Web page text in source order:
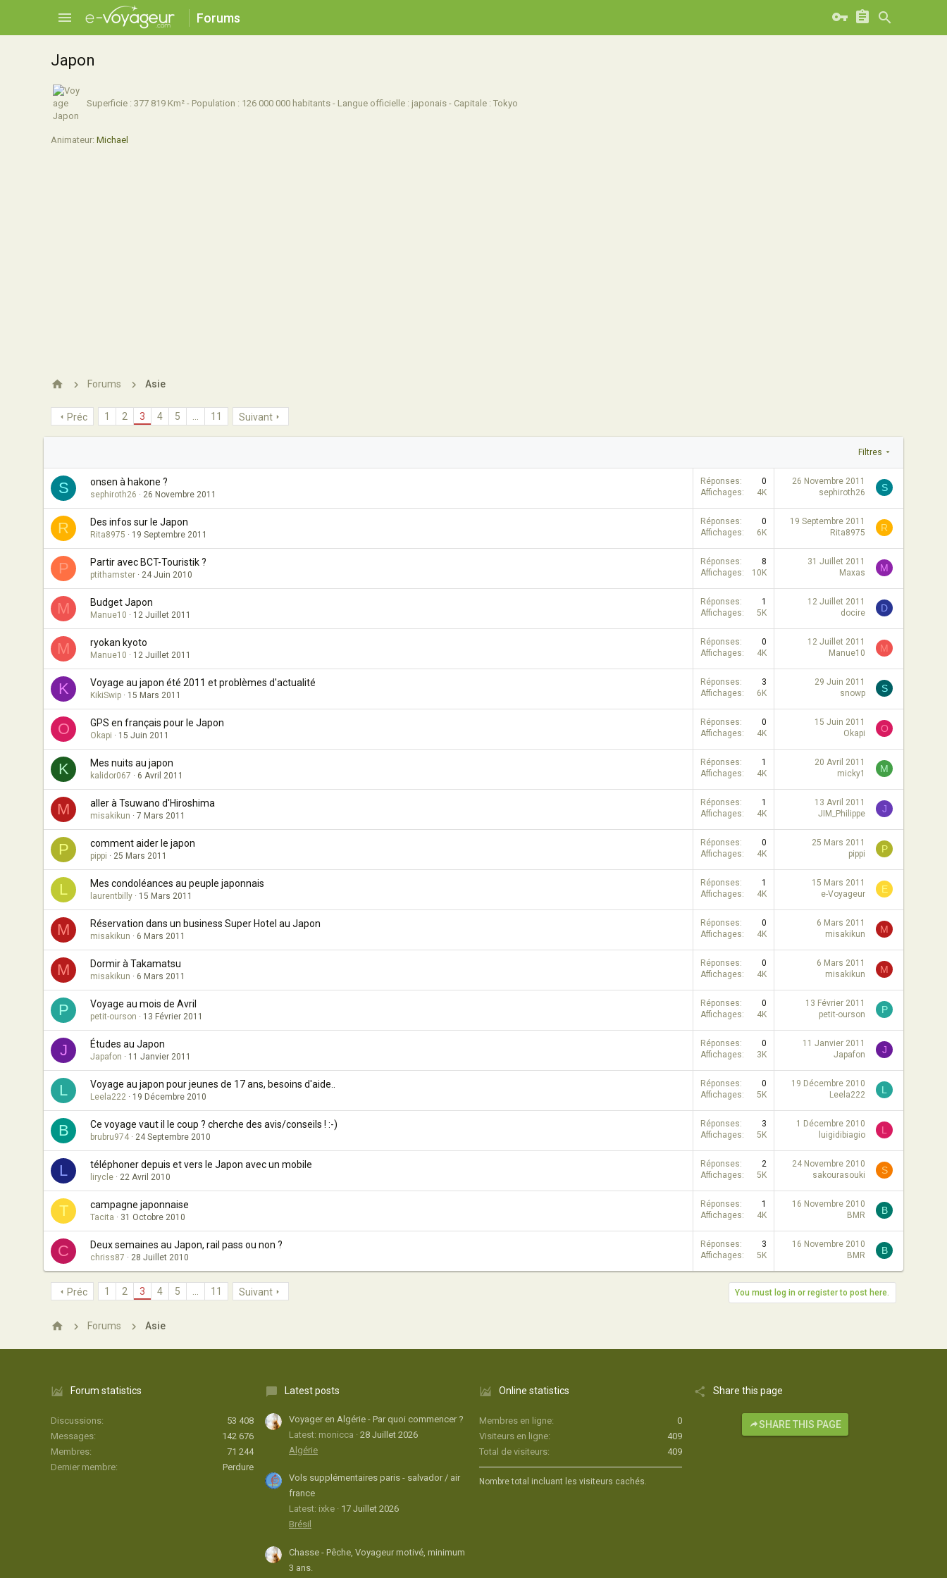
Forums
Japon
Superficie : 377 819 Km² - Population : 126 000 000 habitants - Langue officielle : japonais - Capitale : Tokyo
Animateur: Michael
Forums Asie
Préc 1 2 3 4 5 11 Suivant
Filtres
S onsen à hakone ?
sephiroth26 26 Novembre 2011
Réponses
0
Affichages
4K
26 Novembre 2011
sephiroth26
S
R Des infos sur le Japon
Rita8975 19 Septembre 2011
Réponses
0
Affichages
6K
19 Septembre 2011
Rita8975
R
P Partir avec BCT-Touristik ?
ptithamster 24 Juin 2010
Réponses
8
Affichages
10K
31 Juillet 2011
Maxas
M
M Budget Japon
Manue10 12 Juillet 2011
Réponses
1
Affichages
5K
12 Juillet 2011
docire
D
M ryokan kyoto
Manue10 12 Juillet 2011
Réponses
0
Affichages
4K
12 Juillet 2011
Manue10
M
K Voyage au japon été 2011 et problèmes d'actualité
KikiSwip 15 Mars 2011
Réponses
3
Affichages
6K
29 Juin 2011
snowp
S
O GPS en français pour le Japon
Okapi 15 Juin 2011
Réponses
0
Affichages
4K
15 Juin 2011
Okapi
O
K Mes nuits au japon
kalidor067 6 Avril 2011
Réponses
1
Affichages
4K
20 Avril 2011
micky1
M
M aller à Tsuwano d'Hiroshima
misakikun 7 Mars 2011
Réponses
1
Affichages
4K
13 Avril 2011
JIM_Philippe
J
P comment aider le japon
pippi 25 Mars 2011
Réponses
0
Affichages
4K
25 Mars 2011
pippi
P
L Mes condoléances au peuple japonnais
laurentbilly 15 Mars 2011
Réponses
1
Affichages
4K
15 Mars 2011
e-Voyageur
E
M Réservation dans un business Super Hotel au Japon
misakikun 6 Mars 2011
Réponses
0
Affichages
4K
6 Mars 2011
misakikun
M
M Dormir à Takamatsu
misakikun 6 Mars 2011
Réponses
0
Affichages
4K
6 Mars 2011
misakikun
M
P Voyage au mois de Avril
petit-ourson 13 Février 2011
Réponses
0
Affichages
4K
13 Février 2011
petit-ourson
P
J Études au Japon
Japafon 11 Janvier 2011
Réponses
0
Affichages
3K
11 Janvier 2011
Japafon
J
L Voyage au japon pour jeunes de 17 ans, besoins d'aide..
Leela222 19 Décembre 2010
Réponses
0
Affichages
5K
19 Décembre 2010
Leela222
L
B Ce voyage vaut il le coup ? cherche des avis/conseils ! :-)
brubru974 24 Septembre 2010
Réponses
3
Affichages
5K
1 Décembre 2010
luigidibiagio
L
L téléphoner depuis et vers le Japon avec un mobile
lirycle 22 Avril 2010
Réponses
2
Affichages
5K
24 Novembre 2010
sakourasouki
S
T campagne japonnaise
Tacita 31 Octobre 2010
Réponses
1
Affichages
4K
16 Novembre 2010
BMR
B
C Deux semaines au Japon, rail pass ou non ?
chriss87 28 Juillet 2010
Réponses
3
Affichages
5K
16 Novembre 2010
BMR
B
Préc 1 2 3 4 5 11 Suivant You must log in or register to post here.
Forums Asie
Forum statistics
Discussions
53 408
Messages
142 676
Membres
71 244
Dernier membre
Perdure
Latest posts
Voyager en Algérie - Par quoi commencer ?
Latest: monicca
28 Juillet 2026
Algérie
Vols supplémentaires paris - salvador / air
france
Latest: ixke
17 Juillet 2026
Brésil
Chasse - Pêche, Voyageur motivé, minimum
3 ans.
Online statistics
Membres en ligne
0
Visiteurs en ligne
409
Total de visiteurs
409
Nombre total incluant les visiteurs cachés.
Share this page
SHARE THIS PAGE